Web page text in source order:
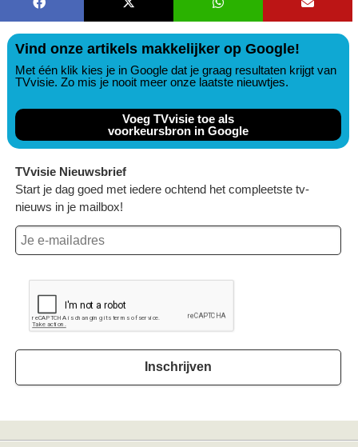
Vind onze artikels makkelijker op Google!
Met één klik kies je in Google dat je graag resultaten krijgt van
TVvisie. Zo mis je nooit meer onze laatste nieuwtjes.
Voeg TVvisie toe als
voorkeursbron in Google
TVvisie Nieuwsbrief
Start je dag goed met iedere ochtend het compleetste tv-
nieuws in je mailbox!
Inschrijven